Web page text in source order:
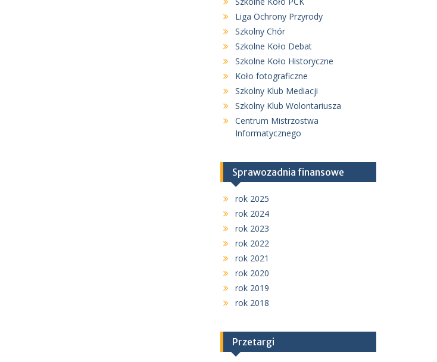
Liga Ochrony Przyrody
Szkolny Chór
Szkolne Koło Debat
Szkolne Koło Historyczne
Koło fotograficzne
Szkolny Klub Mediacji
Szkolny Klub Wolontariusza
Centrum Mistrzostwa
Informatycznego
Sprawozadnia finansowe
rok 2025
rok 2024
rok 2023
rok 2022
rok 2021
rok 2020
rok 2019
rok 2018
Przetargi